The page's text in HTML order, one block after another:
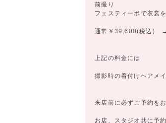
前撮り
フェスティーボで衣裳
通常￥39,600(税込)
上記の料金には
撮影時の着付けヘアメ
来店前に必ずご予約を
お店、スタジオ共に予